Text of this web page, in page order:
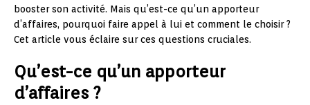
booster son activité. Mais qu’est-ce qu’un apporteur
d’affaires, pourquoi faire appel à lui et comment le choisir ?
Cet article vous éclaire sur ces questions cruciales.
Qu’est-ce qu’un apporteur
d’affaires ?